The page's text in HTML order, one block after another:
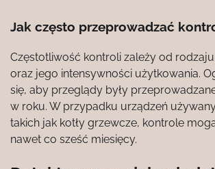
Jak często przeprowadzać
Częstotliwość kontroli zależy od
oraz jego intensywności użytkowania.
się, aby przeglądy były
w roku. W przypadku urządzeń
takich jak kotły grzewcze, kontrole
nawet co sześć miesięcy.